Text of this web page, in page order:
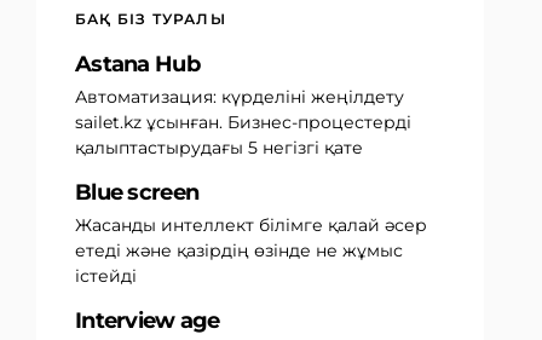
БАҚ БІЗ ТУРАЛЫ
Astana Hub
Автоматизация: күрделіні жеңілдету
sailet.kz ұсынған. Бизнес-процестерді
қалыптастырудағы 5 негізгі қате
Blue screen
Жасанды интеллект білімге қалай әсер
етеді және қазірдің өзінде не жұмыс
істейді
Interview age